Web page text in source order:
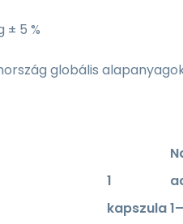
± 5 %
globális
1
kapszula